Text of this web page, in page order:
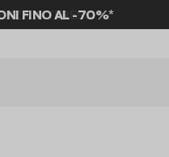
FINO AL -70%*